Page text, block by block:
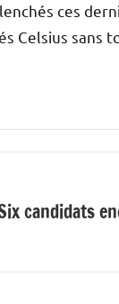
ces
Celsius sans
candidats